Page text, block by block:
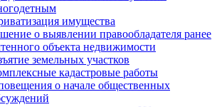
имущества
о выявлении правообладателя ранее
объекта недвижимости
земельных участков
кадастровые работы
о начале общественных